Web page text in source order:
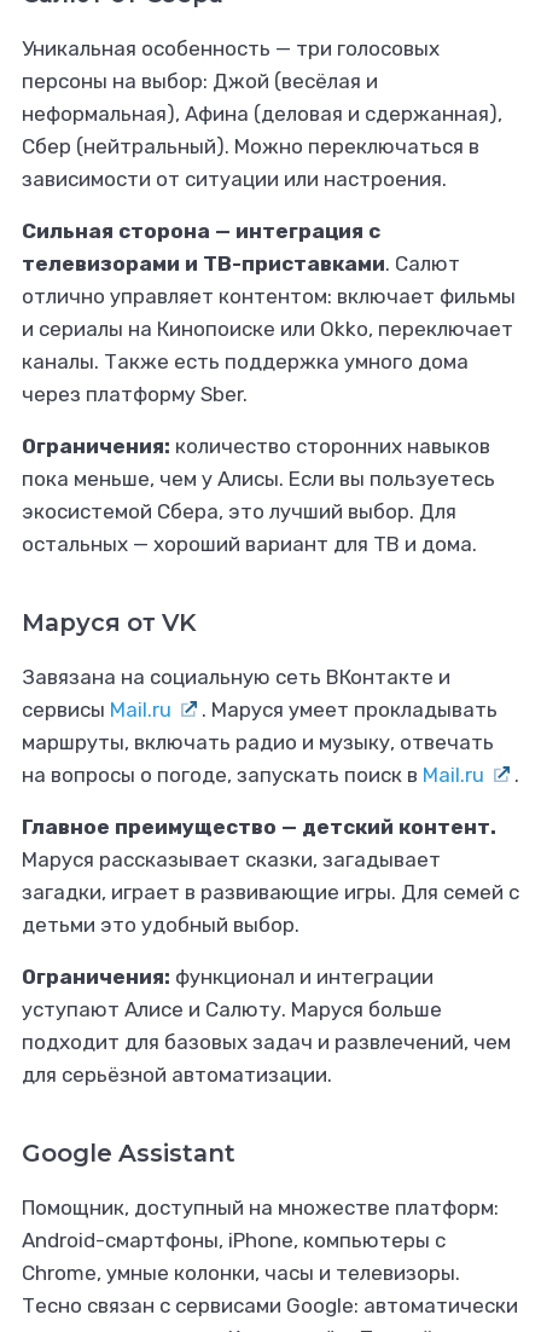
Уникальная особенность — три голосовых
персоны на выбор: Джой (весёлая и
неформальная), Афина (деловая и сдержанная),
Сбер (нейтральный). Можно переключаться в
зависимости от ситуации или настроения.
Сильная сторона — интеграция с
телевизорами и ТВ-приставками. Салют
отлично управляет контентом: включает фильмы
и сериалы на Кинопоиске или Okko, переключает
каналы. Также есть поддержка умного дома
через платформу Sber.
Ограничения: количество сторонних навыков
пока меньше, чем у Алисы. Если вы пользуетесь
экосистемой Сбера, это лучший выбор. Для
остальных — хороший вариант для ТВ и дома.
Маруся от VK
Завязана на социальную сеть ВКонтакте и
сервисы Mail.ru
. Маруся умеет прокладывать
маршруты, включать радио и музыку, отвечать
на вопросы о погоде, запускать поиск в Mail.ru .
Главное преимущество — детский контент.
Маруся рассказывает сказки, загадывает
загадки, играет в развивающие игры. Для семей с
детьми это удобный выбор.
Ограничения: функционал и интеграции
уступают Алисе и Салюту. Маруся больше
подходит для базовых задач и развлечений, чем
для серьёзной автоматизации.
Google Assistant
Помощник, доступный на множестве платформ:
Android-смартфоны, iPhone, компьютеры с
Chrome, умные колонки, часы и телевизоры.
Тесно связан с сервисами Google: автоматически